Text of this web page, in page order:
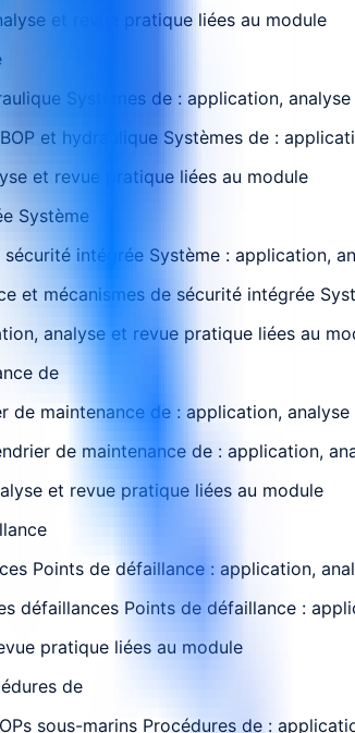
et revue pratique liées au module
Systèmes de : application,
et hydraulique Systèmes de :
et revue pratique liées au module
Système
intégrée Système : application,
et mécanismes de sécurité intégrée
analyse et revue pratique liées au
de
maintenance de : application,
de maintenance de : application,
et revue pratique liées au module
Points de défaillance : application,
défaillances Points de défaillance :
pratique liées au module
de
sous-marins Procédures de :